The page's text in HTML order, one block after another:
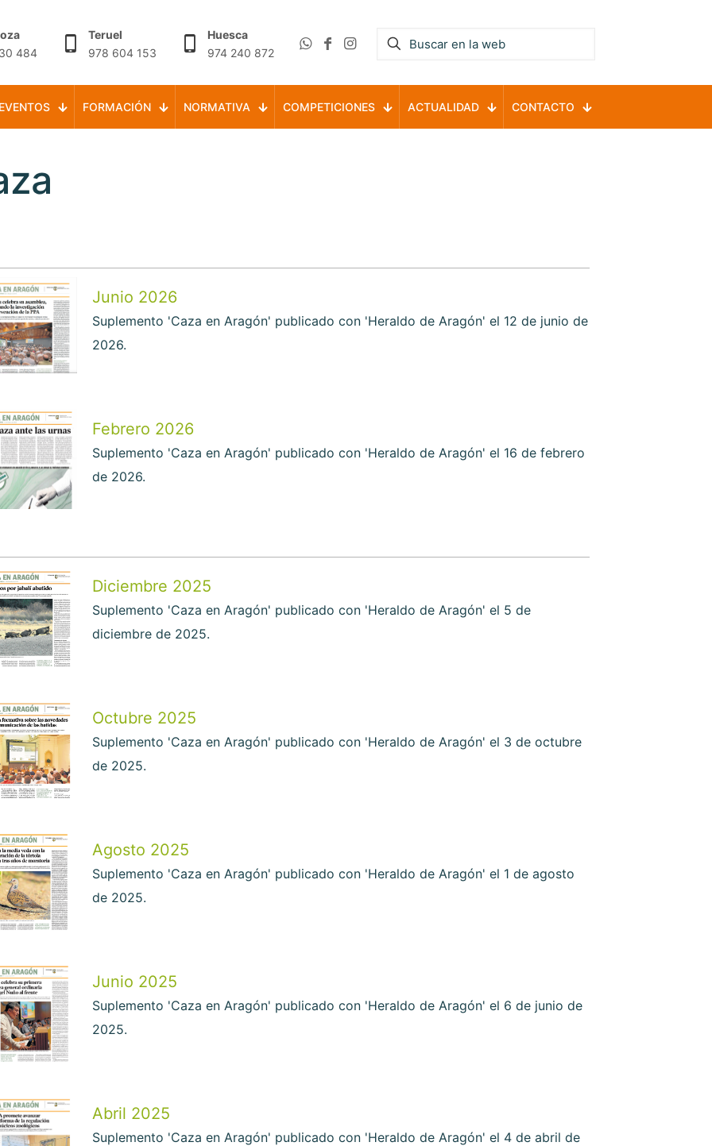
484
Teruel
978 604 153
Huesca
974 240 872
FORMACIÓN NORMATIVA COMPETICIONES ACTUALIDAD CONTACTO
Junio 2026
Suplemento 'Caza en Aragón' publicado con 'Heraldo de Aragón' el 12 de junio de
2026.
Febrero 2026
Suplemento 'Caza en Aragón' publicado con 'Heraldo de Aragón' el 16 de febrero
de 2026.
Diciembre 2025
Suplemento 'Caza en Aragón' publicado con 'Heraldo de Aragón' el 5 de
diciembre de 2025.
Octubre 2025
Suplemento 'Caza en Aragón' publicado con 'Heraldo de Aragón' el 3 de octubre
de 2025.
Agosto 2025
Suplemento 'Caza en Aragón' publicado con 'Heraldo de Aragón' el 1 de agosto
de 2025.
Junio 2025
Suplemento 'Caza en Aragón' publicado con 'Heraldo de Aragón' el 6 de junio de
2025.
Abril 2025
Suplemento 'Caza en Aragón' publicado con 'Heraldo de Aragón' el 4 de abril de